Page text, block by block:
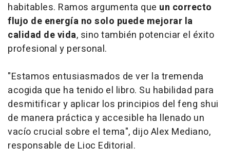
habitables. Ramos argumenta que un correcto
flujo de energía no solo puede mejorar la
calidad de vida, sino también potenciar el éxito
profesional y personal.
"Estamos entusiasmados de ver la tremenda
acogida que ha tenido el libro. Su habilidad para
desmitificar y aplicar los principios del feng shui
de manera práctica y accesible ha llenado un
vacío crucial sobre el tema", dijo Alex Mediano,
responsable de Lioc Editorial.